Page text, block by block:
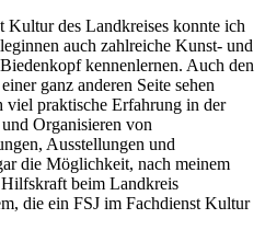
Kultur des Landkreises konnte ich
auch zahlreiche Kunst- und
kennenlernen. Auch den
ganz anderen Seite sehen
viel praktische Erfahrung in der
Organisieren von
Ausstellungen und
die Möglichkeit, nach meinem
Hilfskraft beim Landkreis
die ein FSJ im Fachdienst Kultur